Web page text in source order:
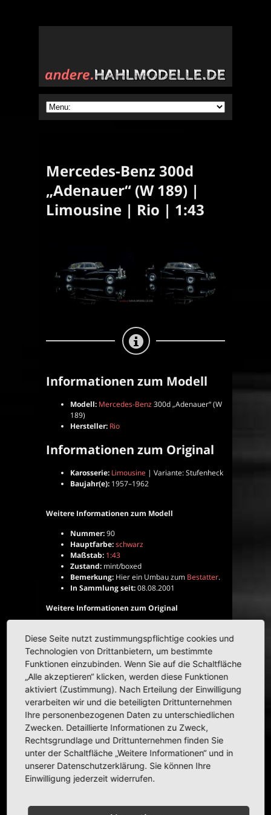
Mercedes-Benz 300d
„Adenauer“ (W 189) |
Limousine | Rio | 1:43
Informationen zum Modell
Modell: Mercedes-Benz300d „Adenauer“ (W
189)
Hersteller: Rio
Informationen zum Original
Karosserie: Limousine | Variante: Stufenheck
Baujahr(e): 1957–1962
Weitere Informationen zum Modell
Nummer:90
Hauptfarbe:schwarz
Maßstab: 1:43
Zustand: mint/boxed
Bemerkung: Hier ein Umbau zum Bestatter.
In Sammlung seit:08.08.2001
Weitere Informationen zum Original
intern auch als „300d“ bezeichnet. Seinen
Spitznamen „Adenauer“ bekam er aufgrund seines
Einsatzes als Repräsentationsfahrzeug des
damaligen Bundeskanzlers Konrad Adenauer. Bis zur
Vorstellung desMercedes-Benz 600war er die
klassische Repräsentationslimousine dieser Zeit.
Seinen Oberklasse-Status unterstrich er unter
anderem auch dadurch, dass technische
Neuerungen wie Servolenkung, elektrische
Fensterheber, orthopädische Sitze, Klimaanlage und
Stahlschiebedach in der Ausstattungsliste zu finden
waren. Eine weitere Besonderheit war, dass alle
Seitenfenster voll versenkbar und die hinteren
allerdings als „Vollsichtkarosserie“ bezeichnete.
Diese Seite nutzt zustimmungspflichtige cookies und
Technologien von Drittanbietern, um bestimmte
Funktionen einzubinden. Wenn Sie auf die Schaltfläche
„Alle akzeptieren“ klicken, werden diese Funktionen
aktiviert (Zustimmung). Nach Erteilung der Einwilligung
verarbeiten wir und die beteiligten Drittunternehmen
Ihre personenbezogenen Daten zu unterschiedlichen
Zwecken. Detaillierte Informationen zu Zweck,
Rechtsgrundlage und Drittunternehmen finden Sie
unter der Schaltfläche „Weitere Informationen“ und in
unserer Datenschutzerklärung. Sie können Ihre
Einwilligung jederzeit widerrufen.